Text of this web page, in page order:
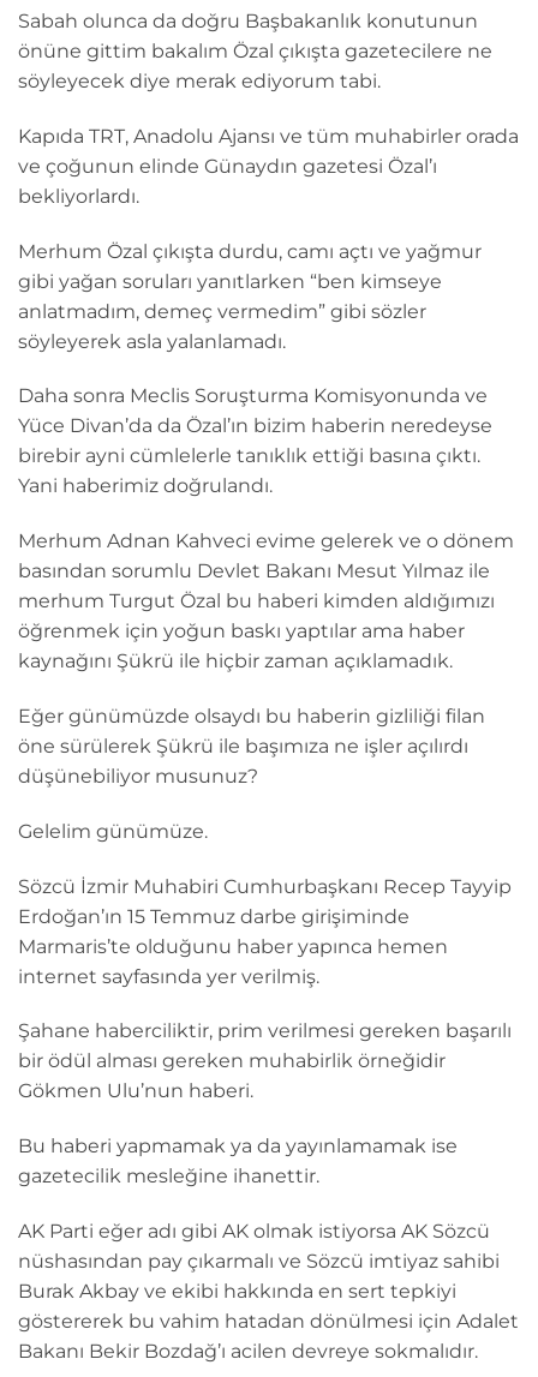
Sabah olunca da doğru Başbakanlık konutunun
önüne gittim bakalım Özal çıkışta gazetecilere ne
söyleyecek diye merak ediyorum tabi.
Kapıda TRT, Anadolu Ajansı ve tüm muhabirler orada
ve çoğunun elinde Günaydın gazetesi Özal’ı
bekliyorlardı.
Merhum Özal çıkışta durdu, camı açtı ve yağmur
gibi yağan soruları yanıtlarken “ben kimseye
anlatmadım, demeç vermedim” gibi sözler
söyleyerek asla yalanlamadı.
Daha sonra Meclis Soruşturma Komisyonunda ve
Yüce Divan’da da Özal’ın bizim haberin neredeyse
birebir ayni cümlelerle tanıklık ettiği basına çıktı.
Yani haberimiz doğrulandı.
Merhum Adnan Kahveci evime gelerek ve o dönem
basından sorumlu Devlet Bakanı Mesut Yılmaz ile
merhum Turgut Özal bu haberi kimden aldığımızı
öğrenmek için yoğun baskı yaptılar ama haber
kaynağını Şükrü ile hiçbir zaman açıklamadık.
Eğer günümüzde olsaydı bu haberin gizliliği filan
öne sürülerek Şükrü ile başımıza ne işler açılırdı
düşünebiliyor musunuz?
Gelelim günümüze.
Sözcü İzmir Muhabiri Cumhurbaşkanı Recep Tayyip
Erdoğan’ın 15 Temmuz darbe girişiminde
Marmaris’te olduğunu haber yapınca hemen
internet sayfasında yer verilmiş.
Şahane haberciliktir, prim verilmesi gereken başarılı
bir ödül alması gereken muhabirlik örneğidir
Gökmen Ulu’nun haberi.
Bu haberi yapmamak ya da yayınlamamak ise
gazetecilik mesleğine ihanettir.
AK Parti eğer adı gibi AK olmak istiyorsa AK Sözcü
nüshasından pay çıkarmalı ve Sözcü imtiyaz sahibi
Burak Akbay ve ekibi hakkında en sert tepkiyi
göstererek bu vahim hatadan dönülmesi için Adalet
Bakanı Bekir Bozdağ’ı acilen devreye sokmalıdır.